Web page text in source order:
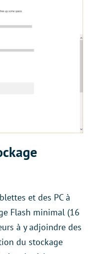
et des PC à
Flash minimal (16
à y adjoindre des
du stockage